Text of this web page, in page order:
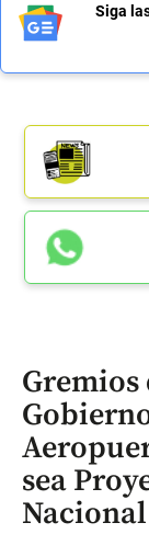
Siga
sea